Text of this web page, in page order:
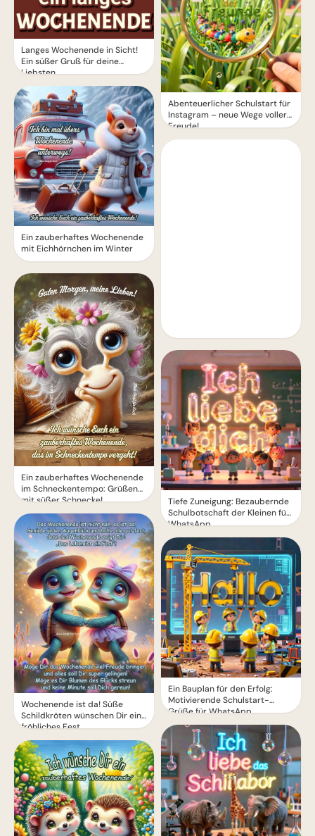
Langes Wochenende in Sicht!
Ein süßer Gruß für deine
Liebsten
Ein zauberhaftes Wochenende
mit Eichhörnchen im Winter
Ein zauberhaftes Wochenende
im Schneckentempo: Grüßen
mit süßer Schnecke!
Wochenende ist da! Süße
Schildkröten wünschen Dir ein
fröhliches Fest.
Abenteuerlicher Schulstart für
Instagram – neue Wege voller
Freude!
Tiefe Zuneigung: Bezaubernde
Schulbotschaft der Kleinen für
WhatsApp
Ein Bauplan für den Erfolg:
Motivierende Schulstart-
Grüße für WhatsApp